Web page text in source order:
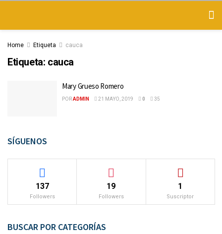
Home Etiqueta cauca
Etiqueta: cauca
Mary Grueso Romero
PORADMIN 21 MAYO, 2019 0 35
SÍGUENOS
137
Followers
19
Followers
1
Suscriptor
BUSCAR POR CATEGORÍAS